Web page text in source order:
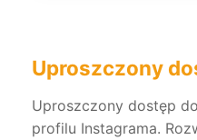
Uproszczony
Uproszczony dostęp
profilu Instagrama.